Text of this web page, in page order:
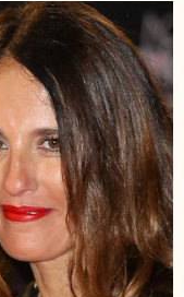
des Festivals a
le 14 décembre
© JACOVIDES-
/ BESTIMAGE